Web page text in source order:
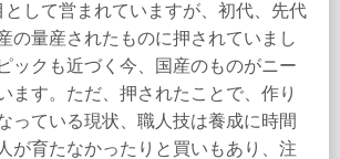
として営まれていますが、初代、先代
の量産されたものに押されていまし
ックも近づく今、国産のものがニー
ます。ただ、押されたことで、作り
っている現状、職人技は養成に時間
が育たなかったりと買いもあり、注